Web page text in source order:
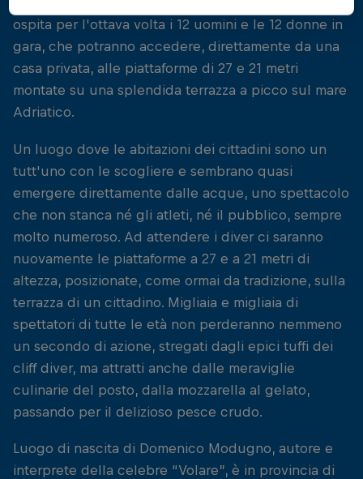
ospita per l'ottava volta i 12 uomini e le 12 donne in
gara, che potranno accedere, direttamente da una
casa privata, alle piattaforme di 27 e 21 metri
montate su una splendida terrazza a picco sul mare
Adriatico.
Un luogo dove le abitazioni dei cittadini sono un
tutt'uno con le scogliere e sembrano quasi
emergere direttamente dalle acque, uno spettacolo
che non stanca né gli atleti, né il pubblico, sempre
molto numeroso. Ad attendere i diver ci saranno
nuovamente le piattaforme a 27 e a 21 metri di
altezza, posizionate, come ormai da tradizione, sulla
terrazza di un cittadino. Migliaia e migliaia di
spettatori di tutte le età non perderanno nemmeno
un secondo di azione, stregati dagli epici tuffi dei
cliff diver, ma attratti anche dalle meraviglie
culinarie del posto, dalla mozzarella al gelato,
passando per il delizioso pesce crudo.
Luogo di nascita di Domenico Modugno, autore e
interprete della celebre “Volare”, è in provincia di